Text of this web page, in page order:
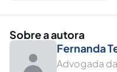
Sobre a autora
Fernanda
Advogada